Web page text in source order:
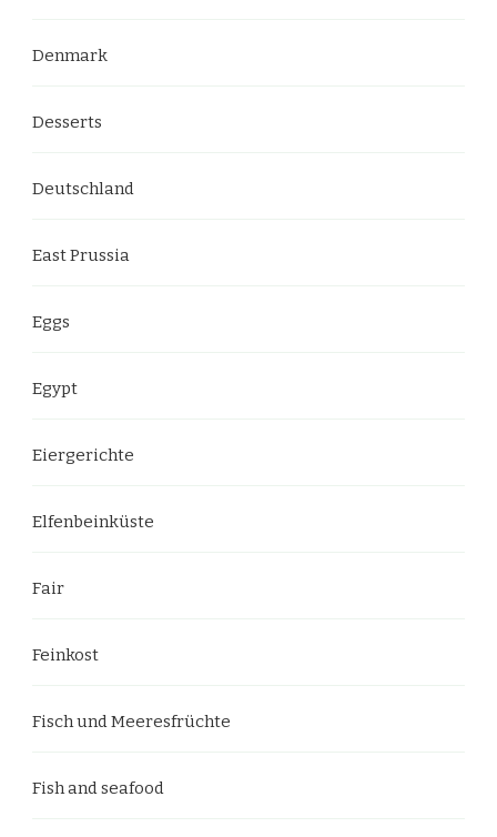
Denmark
Desserts
Deutschland
East Prussia
Eggs
Egypt
Eiergerichte
Elfenbeinküste
Fair
Feinkost
Fisch und Meeresfrüchte
Fish and seafood